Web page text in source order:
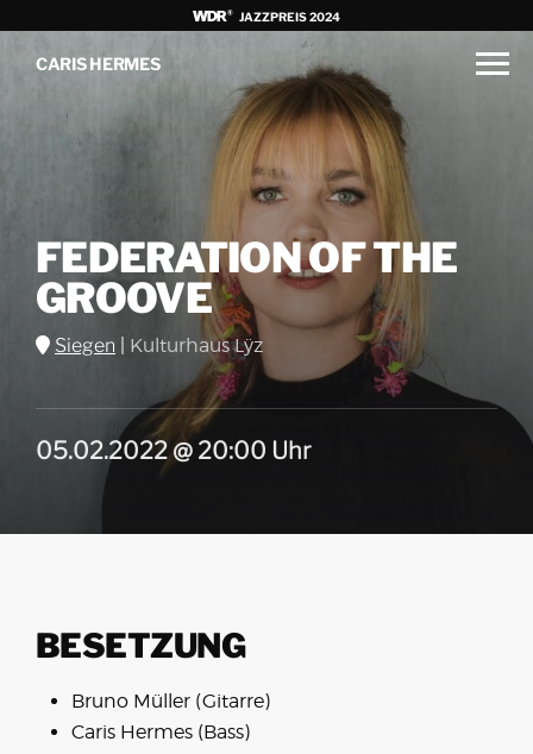
JAZZPREIS 2024
CARIS HERMES
FEDERATION OF THE
GROOVE
Siegen Kulturhaus Lÿz
05.02.2022 @ 20:00 Uhr
BESETZUNG
Bruno Müller (Gitarre)
Caris Hermes (Bass)